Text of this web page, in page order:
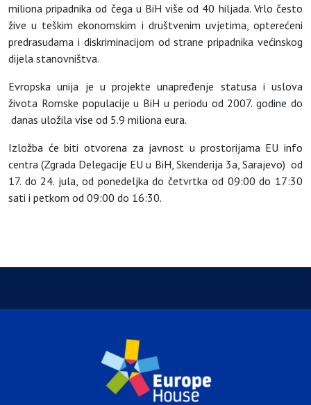
miliona pripadnika od čega u BiH više od 40 hiljada. Vrlo često
žive u teškim ekonomskim i društvenim uvjetima, opterećeni
predrasudama i diskriminacijom od strane pripadnika većinskog
dijela stanovništva.
Evropska unija je u projekte unapređenje statusa i uslova
života Romske populacije u BiH u periodu od 2007. godine do
danas uložila vise od 5.9 miliona eura.
Izložba će biti otvorena za javnost u prostorijama EU info
centra (Zgrada Delegacije EU u BiH, Skenderija 3a, Sarajevo) od
17. do 24. jula, od ponedeljka do četvrtka od 09:00 do 17:30
sati i petkom od 09:00 do 16:30.